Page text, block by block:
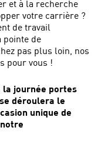
et à la recherche
votre carrière ?
de travail
pointe de
pas plus loin, nos
pour vous !
la journée portes
déroulera le
unique de